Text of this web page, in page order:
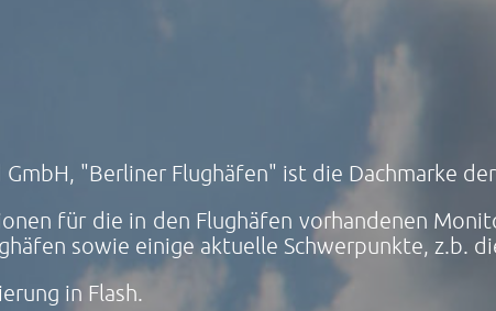
"Berliner Flughäfen" ist die Dachmarke
für die in den Flughäfen vorhandenen
sowie einige aktuelle Schwerpunkte, z.b.
in Flash.